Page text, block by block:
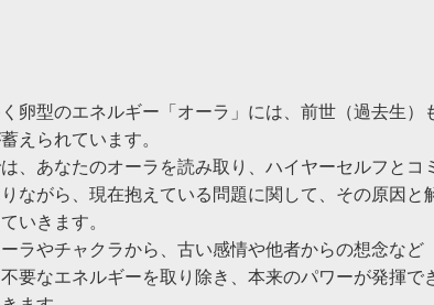
卵型のエネルギー「オーラ」には、前世（過去生）
えられています。
、あなたのオーラを読み取り、ハイヤーセルフとコ
ながら、現在抱えている問題に関して、その原因と
いきます。
ラやチャクラから、古い感情や他者からの想念など
要なエネルギーを取り除き、本来のパワーが発揮で